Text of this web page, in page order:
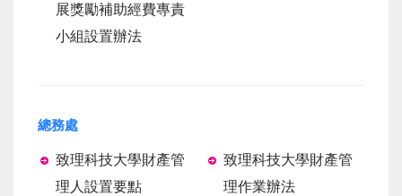
展獎勵補助經費專責
小組設置辦法
總務處
致理科技大學財產管
理人設置要點
致理科技大學財產管
理作業辦法